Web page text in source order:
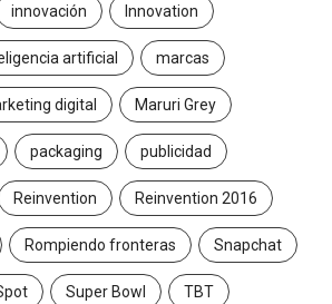
innovación Innovation
artificial marcas
digital Maruri Grey
packaging publicidad
Reinvention Reinvention 2016
Rompiendo fronteras Snapchat
Super Bowl TBT